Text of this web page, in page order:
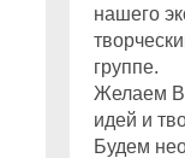
нашего
группе.
Желаем
идей и
Будем